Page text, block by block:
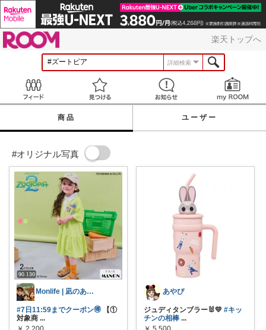
楽天トップへ
詳細検索
見つける お知らせ
商品 ユーザー
#オリジナル写真
Monlife | 凪のある暮らし
#7日11:59までクーポン🉐 【①
対象商 ...
あやぴ
ジュディタンブラー🐰💛 #キッ
チンの相棒 ...